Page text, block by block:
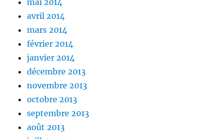
mai 2014
avril 2014
mars 2014
février 2014
janvier 2014
décembre 2013
novembre 2013
octobre 2013
septembre 2013
août 2013